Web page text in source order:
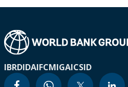
IBRDIDAIFCMIGAICSID